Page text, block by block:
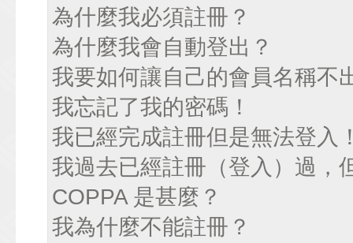
為什麼我必須註冊？
為什麼我會自動登出？
我要如何讓自己的會員名稱不
我忘記了我的密碼！
我已經完成註冊但是無法登入
我過去已經註冊（登入）過，
COPPA 是甚麼？
我為什麼不能註冊？